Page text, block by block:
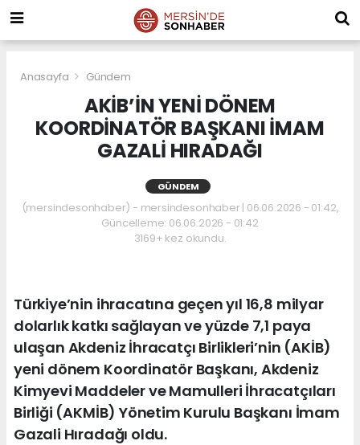
Anasayfa Gündem
AKİB’İN YENİ DÖNEM
KOORDİNATÖR BAŞKANI İMAM
GAZALİ HIRADAĞI
GÜNDEM
(mersindesonhaber) - mersindesonhaber | 06.06.2026 - 01:42,
Güncelleme: 06.06.2026 - 01:42
3169+ kez okundu.
Türkiye’nin ihracatına geçen yıl 16,8 milyar
dolarlık katkı sağlayan ve yüzde 7,1 paya
ulaşan Akdeniz İhracatçı Birlikleri’nin (AKİB)
yeni dönem Koordinatör Başkanı, Akdeniz
Kimyevi Maddeler ve Mamulleri İhracatçıları
Birliği (AKMİB) Yönetim Kurulu Başkanı İmam
Gazali Hıradağı oldu.